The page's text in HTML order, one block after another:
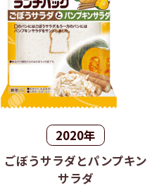
2020年
ごぼうサラダとパンプキン
サラダ